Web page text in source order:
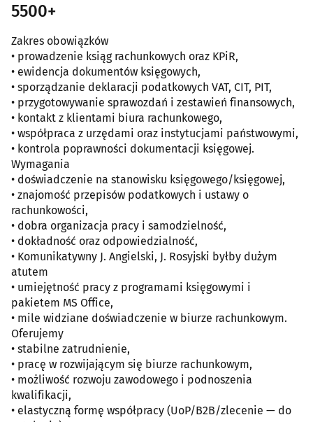
5500+
Zakres obowiązków
• prowadzenie ksiąg rachunkowych oraz KPiR,
• ewidencja dokumentów księgowych,
• sporządzanie deklaracji podatkowych VAT, CIT, PIT,
• przygotowywanie sprawozdań i zestawień finansowych,
• kontakt z klientami biura rachunkowego,
• współpraca z urzędami oraz instytucjami państwowymi,
• kontrola poprawności dokumentacji księgowej.
Wymagania
• doświadczenie na stanowisku księgowego/księgowej,
• znajomość przepisów podatkowych i ustawy o
rachunkowości,
• dobra organizacja pracy i samodzielność,
• dokładność oraz odpowiedzialność,
• Komunikatywny J. Angielski, J. Rosyjski byłby dużym
atutem
• umiejętność pracy z programami księgowymi i
pakietem MS Office,
• mile widziane doświadczenie w biurze rachunkowym.
Oferujemy
• stabilne zatrudnienie,
• pracę w rozwijającym się biurze rachunkowym,
• możliwość rozwoju zawodowego i podnoszenia
kwalifikacji,
• elastyczną formę współpracy (UoP/B2B/zlecenie — do